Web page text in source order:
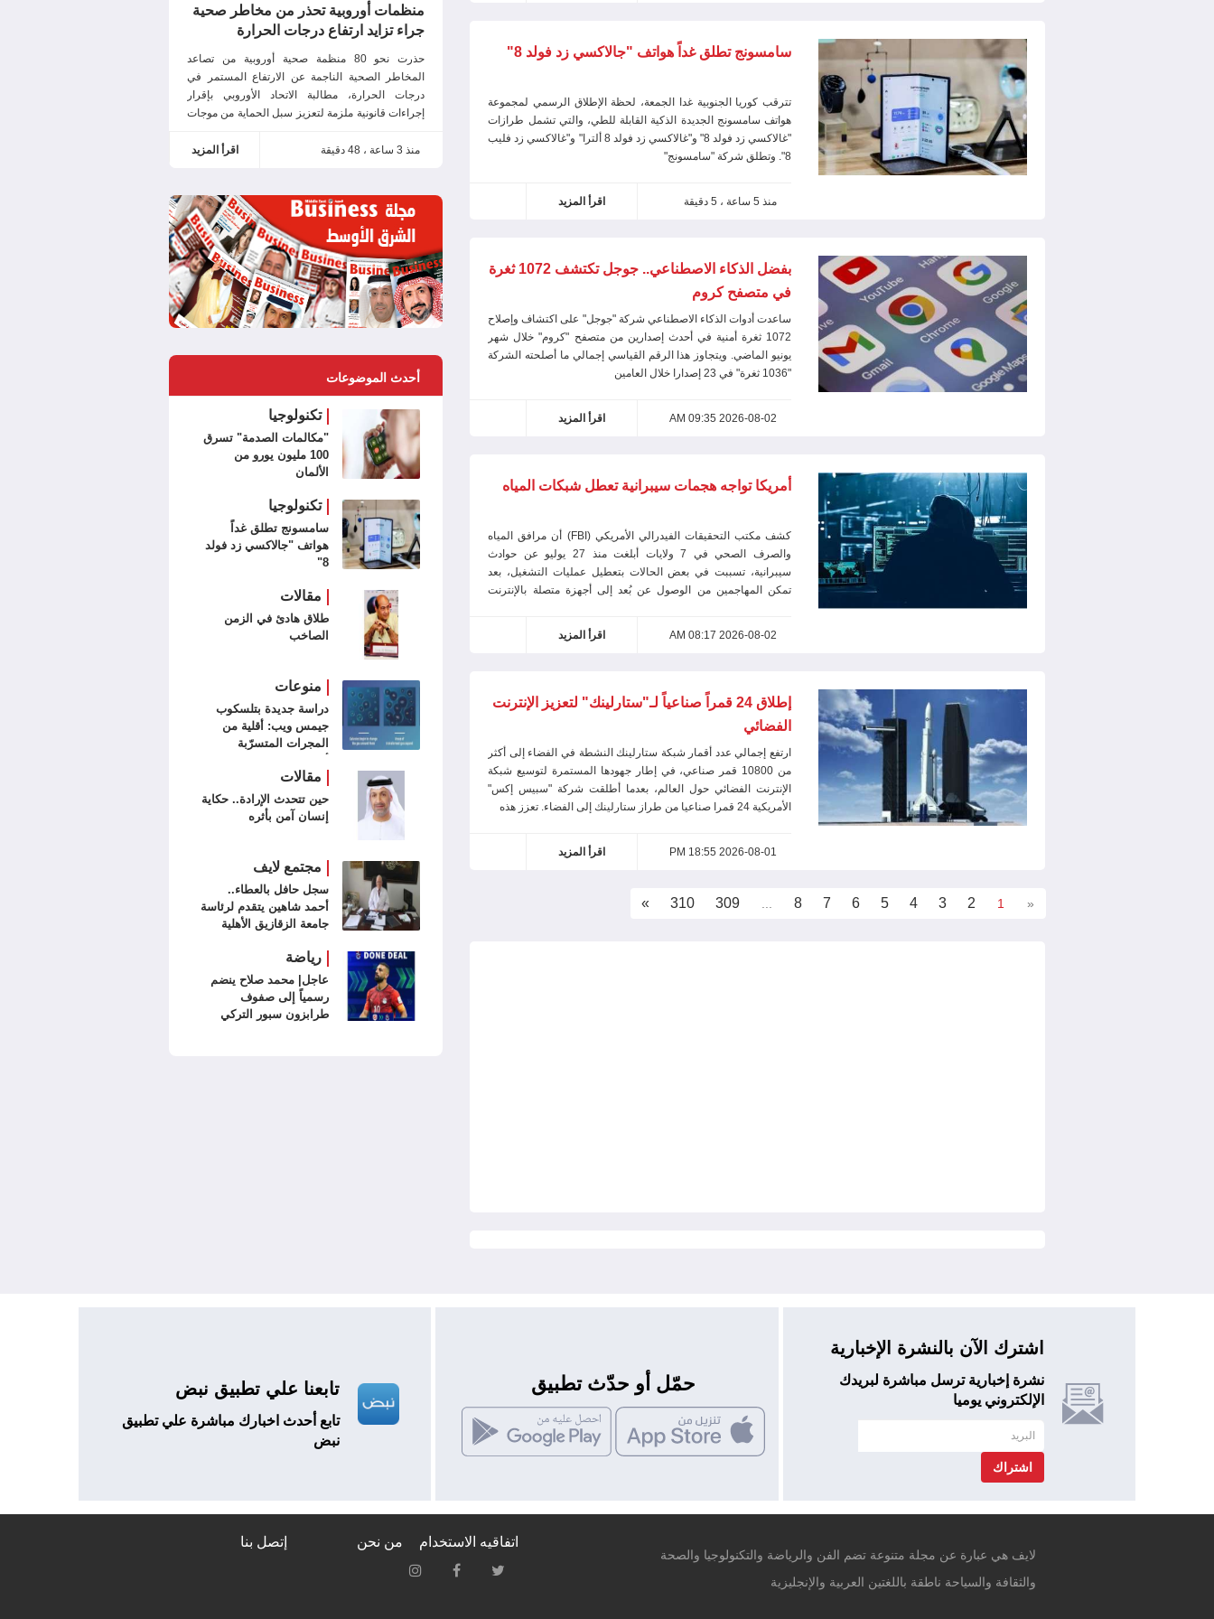
سامسونج تطلق غداً هواتف "جالاكسي زد فولد 8"
تترقب كوريا الجنوبية غدا الجمعة، لحظة الإطلاق الرسمي لمجموعة
هواتف سامسونج الجديدة الذكية القابلة للطي، والتي تشمل طرازات
"غالاكسي زد فولد 8" و"غالاكسي زد فولد 8 ألترا" و"غالاكسي زد فليب
8". وتطلق شركة "سامسونج"
منذ 5 ساعة ، 5 دقيقة اقرأ المزيد
بفضل الذكاء الاصطناعي.. جوجل تكتشف 1072 ثغرة
في متصفح كروم
ساعدت أدوات الذكاء الاصطناعي شركة "جوجل" على اكتشاف وإصلاح
1072 ثغرة أمنية في أحدث إصدارين من متصفح "كروم" خلال شهر
يونيو الماضي. ويتجاوز هذا الرقم القياسي إجمالي ما أصلحته الشركة
"1036 ثغرة" في 23 إصدارا خلال العامين
2026-08-02 09:35 AM اقرأ المزيد
أمريكا تواجه هجمات سيبرانية تعطل شبكات المياه
كشف مكتب التحقيقات الفيدرالي الأمريكي (FBI) أن مرافق المياه
والصرف الصحي في 7 ولايات أبلغت منذ 27 يوليو عن حوادث
سيبرانية، تسببت في بعض الحالات بتعطيل عمليات التشغيل، بعد
تمكن المهاجمين من الوصول عن بُعد إلى أجهزة متصلة بالإنترنت
2026-08-02 08:17 AM اقرأ المزيد
إطلاق 24 قمراً صناعياً لـ"ستارلينك" لتعزيز الإنترنت
الفضائي
ارتفع إجمالي عدد أقمار شبكة ستارلينك النشطة في الفضاء إلى أكثر
من 10800 قمر صناعي، في إطار جهودها المستمرة لتوسيع شبكة
الإنترنت الفضائي حول العالم، بعدما أطلقت شركة "سبيس إكس"
الأمريكية 24 قمرا صناعيا من طراز ستارلينك إلى الفضاء. تعزز هذه
2026-08-01 18:55 PM اقرأ المزيد
«
1
2
3
4
5
6
7
8
...
309
310
»
منظمات أوروبية تحذر من مخاطر صحية
جراء تزايد ارتفاع درجات الحرارة
حذرت نحو 80 منظمة صحية أوروبية من تصاعد
المخاطر الصحية الناجمة عن الارتفاع المستمر في
درجات الحرارة، مطالبة الاتحاد الأوروبي بإقرار
إجراءات قانونية ملزمة لتعزيز سبل الحماية من موجات
على ضرورة الاعتراف بموجات الحر الشديدة كتهديد
المطالبات تأسيس صندوق طوارئ لتمويل
منذ 3 ساعة ، 48 دقيقة اقرأ المزيد
أحدث الموضوعات
تكنولوجيا
"مكالمات الصدمة" تسرق
100 مليون يورو من
الألمان
تكنولوجيا
سامسونج تطلق غداً
هواتف "جالاكسي زد فولد
8"
مقالات
طلاق هادئ في الزمن
الصاخب
منوعات
دراسة جديدة بتلسكوب
جيمس ويب: أقلية من
المجرات المتسرّبة
مقالات
حين تتحدث الإرادة.. حكاية
إنسان آمن بأثره
مجتمع لايف
سجل حافل بالعطاء..
أحمد شاهين يتقدم لرئاسة
جامعة الزقازيق الأهلية
رياضة
عاجل| محمد صلاح ينضم
رسمياً إلى صفوف
طرابزون سبور التركي
اشترك الآن بالنشرة الإخبارية
نشرة إخبارية ترسل مباشرة لبريدك
الإلكتروني يوميا
اشتراك
حمّل أو حدّث تطبيق تابعنا علي تطبيق نبض
تابع أحدث اخبارك مباشرة علي تطبيق
نبض
لايف هي عبارة عن مجلة متنوعة تضم الفن والرياضة والتكنولوجيا والصحة
والثقافة والسياحة ناطقة باللغتين العربية والإنجليزية
اتفاقيه الاستخدام من نحن إتصل بنا